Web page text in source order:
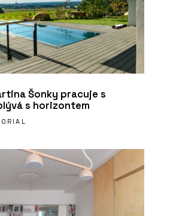
Šonky pracuje s
s horizontem